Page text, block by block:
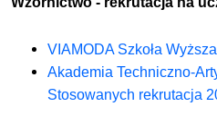
VIAMODA Szkoła
Akademia Techniczno-
Stosowanych rekrutacja